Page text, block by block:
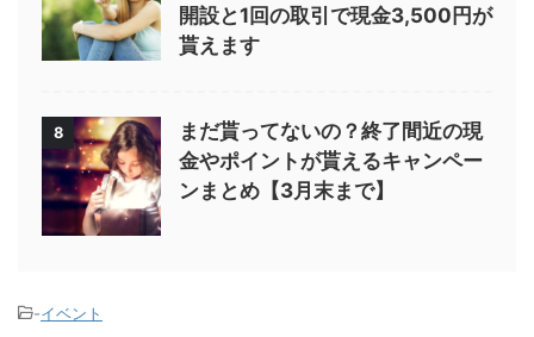
開設と1回の取引で現金3,500円が
貰えます
8
まだ貰ってないの？終了間近の現
金やポイントが貰えるキャンペー
ンまとめ【3月末まで】
-イベント